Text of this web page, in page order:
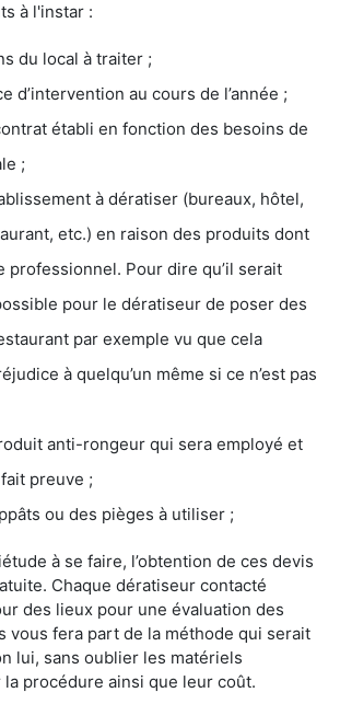
à l'instar :
du local à traiter ;
d’intervention au cours de l’année ;
établi en fonction des besoins de
;
à dératiser (bureaux, hôtel,
etc.) en raison des produits dont
professionnel. Pour dire qu’il serait
pour le dératiseur de poser des
par exemple vu que cela
à quelqu’un même si ce n’est pas
anti-rongeur qui sera employé et
preuve ;
ou des pièges à utiliser ;
à se faire, l’obtention de ces devis
Chaque dératiseur contacté
des lieux pour une évaluation des
vous fera part de la méthode qui serait
lui, sans oublier les matériels
procédure ainsi que leur coût.